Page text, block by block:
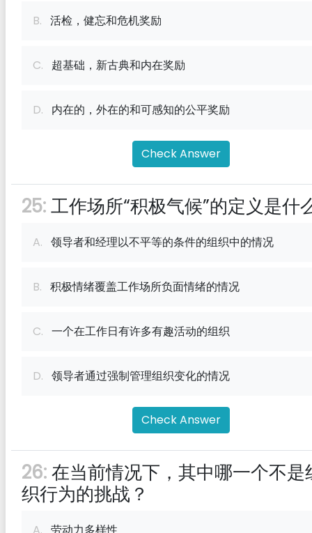
B. 活检，健忘和危机奖励
C. 超基础，新古典和内在奖励
D. 内在的，外在的和可感知的公平奖励
Check Answer
25:工作场所“积极气候”的定义是什
A. 领导者和经理以不平等的条件的组织中的情况
B. 积极情绪覆盖工作场所负面情绪的情况
C. 一个在工作日有许多有趣活动的组织
D. 领导者通过强制管理组织变化的情况
Check Answer
26:在当前情况下，其中哪一个不是
织行为的挑战？